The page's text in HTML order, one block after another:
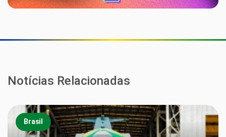
Notícias Relacionadas
Brasil